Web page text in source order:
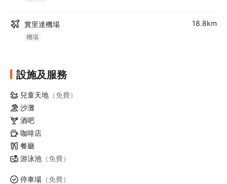
實里達機場
機場
18.8km
設施及服務
兒童天地 （免費）
沙灘
酒吧
咖啡店
餐廳
游泳池 （免費）
停車場 （免費）